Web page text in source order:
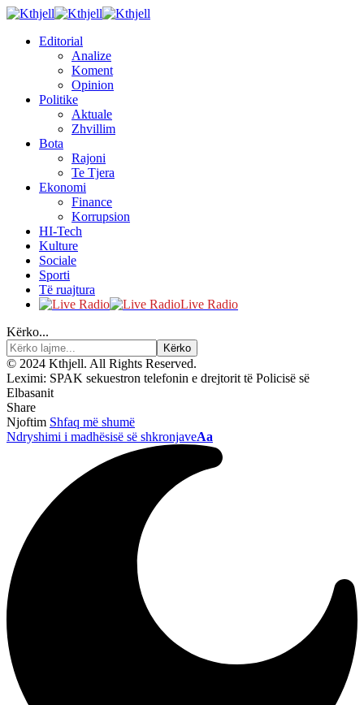
Editorial
Analize
Koment
Opinion
Politike
Aktuale
Zhvillim
Bota
Rajoni
Te Tjera
Ekonomi
Finance
Korrupsion
HI-Tech
Kulture
Sociale
Sporti
Të ruajtura
Live Radio
Kërko...
© 2024 Kthjell. All Rights Reserved.
Leximi: SPAK sekuestron telefonin e drejtorit të Policisë së
Elbasanit
Share
Njoftim Shfaq më shumë
Ndryshimi i madhësisë së shkronjaveAa